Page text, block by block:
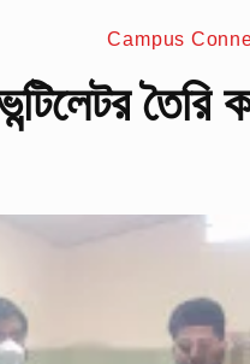
Campus
তৈরি